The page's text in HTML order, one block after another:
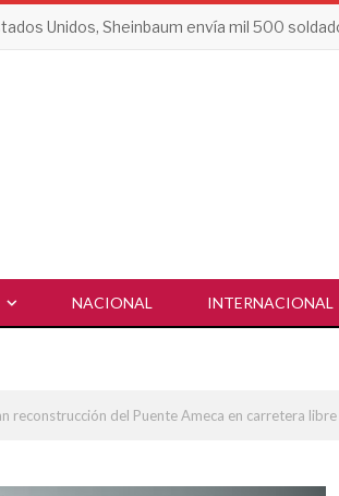
NACIONAL INTERNACIONAL
reconstrucción del Puente Ameca en carretera